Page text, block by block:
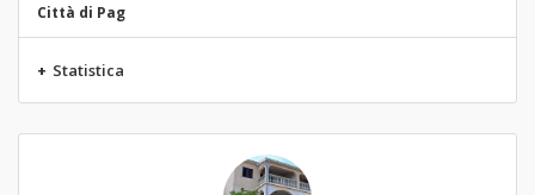
Città di Pag
+ Statistica